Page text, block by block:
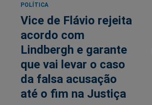
POLÍTICA
Vice de Flávio rejeita
acordo com
Lindbergh e garante
que vai levar o caso
da falsa acusação
até o fim na Justiça